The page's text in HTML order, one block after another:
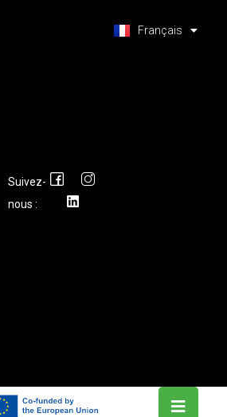
Suivez-
nous :
Français
Latviešu valoda